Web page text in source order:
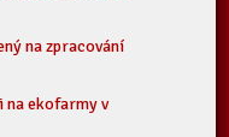
na zpracování
na ekofarmy v